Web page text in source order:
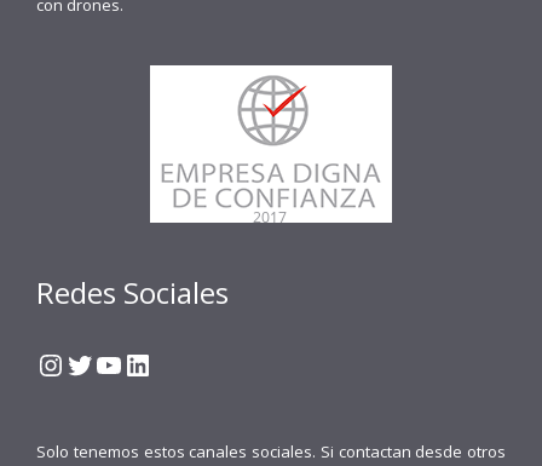
con drones.
Redes Sociales
Instagram
Twitter
YouTube
LinkedIn
Solo tenemos estos canales sociales. Si contactan desde otros